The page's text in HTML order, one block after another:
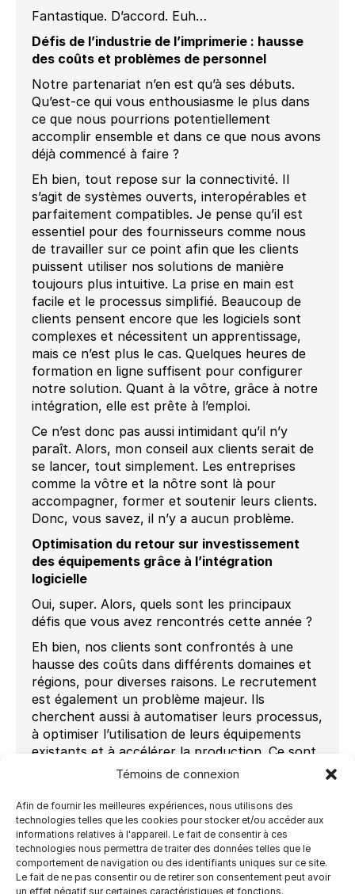
Témoins de connexion
Afin de fournir les meilleures expériences, nous utilisons des
technologies telles que les cookies pour stocker et/ou accéder aux
informations relatives à l'appareil. Le fait de consentir à ces
technologies nous permettra de traiter des données telles que le
comportement de navigation ou des identifiants uniques sur ce site.
Le fait de ne pas consentir ou de retirer son consentement peut avoir
un effet négatif sur certaines caractéristiques et fonctions.
Fantastique. D’accord. Euh…
Défis de l’industrie de l’imprimerie : hausse
des coûts et problèmes de personnel
Notre partenariat n’en est qu’à ses débuts.
Qu’est-ce qui vous enthousiasme le plus dans
ce que nous pourrions potentiellement
accomplir ensemble et dans ce que nous avons
déjà commencé à faire ?
Eh bien, tout repose sur la connectivité. Il
s’agit de systèmes ouverts, interopérables et
parfaitement compatibles. Je pense qu’il est
essentiel pour des fournisseurs comme nous
de travailler sur ce point afin que les clients
puissent utiliser nos solutions de manière
toujours plus intuitive. La prise en main est
facile et le processus simplifié. Beaucoup de
clients pensent encore que les logiciels sont
complexes et nécessitent un apprentissage,
mais ce n’est plus le cas. Quelques heures de
formation en ligne suffisent pour configurer
notre solution. Quant à la vôtre, grâce à notre
intégration, elle est prête à l’emploi.
Ce n’est donc pas aussi intimidant qu’il n’y
paraît. Alors, mon conseil aux clients serait de
se lancer, tout simplement. Les entreprises
comme la vôtre et la nôtre sont là pour
accompagner, former et soutenir leurs clients.
Donc, vous savez, il n’y a aucun problème.
Optimisation du retour sur investissement
des équipements grâce à l’intégration
logicielle
Oui, super. Alors, quels sont les principaux
défis que vous avez rencontrés cette année ?
Eh bien, nos clients sont confrontés à une
hausse des coûts dans différents domaines et
régions, pour diverses raisons. Le recrutement
est également un problème majeur. Ils
cherchent aussi à automatiser leurs processus,
à optimiser l’utilisation de leurs équipements
existants et à accélérer la production. Ce sont
des sujets sur lesquels ils travaillent.
clients dès leur arrivée. La question initiale est :
« Utilisez-vous la solution d’impression en ligne
d’Infigo pour générer de nouveaux revenus ou
pour améliorer la rentabilité de vos revenus
existants en automatisant le processus ?»